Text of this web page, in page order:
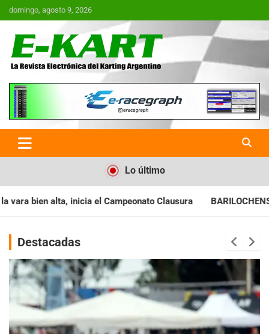
Saltar
al
domingo, agosto 9, 2026
E-Kart.com.ar | La Revista
Electrónica del Karting en
Argentina
Lo último
Clausura BARILOCHENSE: Preparan una jornada a
Destacadas